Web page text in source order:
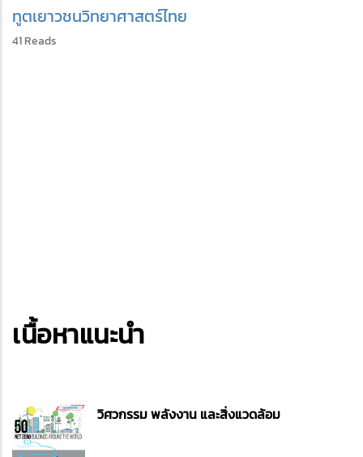
ทูตเยาวชนวิทยาศาสตร์ไทย
41 Reads
เนื้อหาแนะนำ
วิศวกรรม พลังงาน และสิ่งแวดล้อม